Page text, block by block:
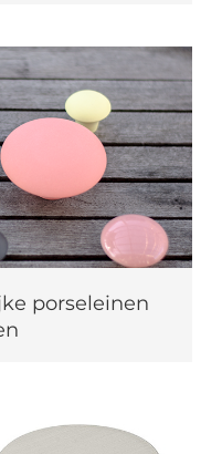
porseleinen